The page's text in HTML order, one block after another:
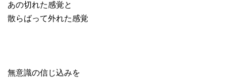
あの切れた感覚と
散らばって外れた感覚
無意識の信じ込みを